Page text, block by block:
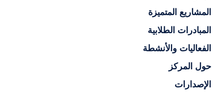
المشاريع المتميزة
المبادرات الطلابية
الفعاليات والأنشطة
حول المركز
الإصدارات